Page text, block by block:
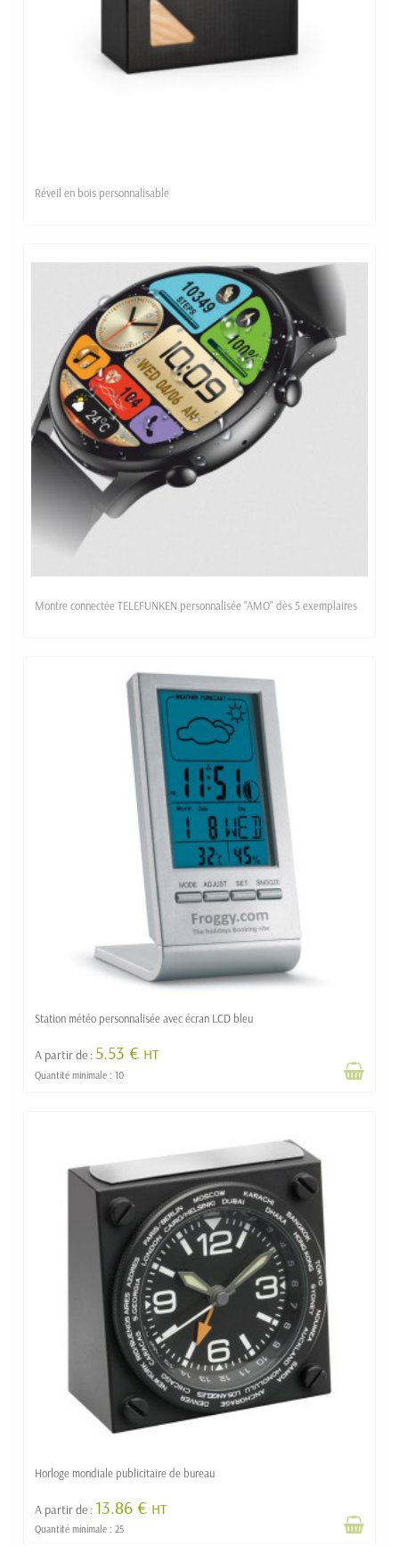
Réveil en bois personnalisable
Montre connectée TELEFUNKEN personnalisée "AMO" dès 5 exemplaires
Station météo personnalisée avec écran LCD bleu
A partir de :5.53 € HT
Quantité minimale : 10
Horloge mondiale publicitaire de bureau
A partir de : 13.86 € HT
Quantité minimale : 25